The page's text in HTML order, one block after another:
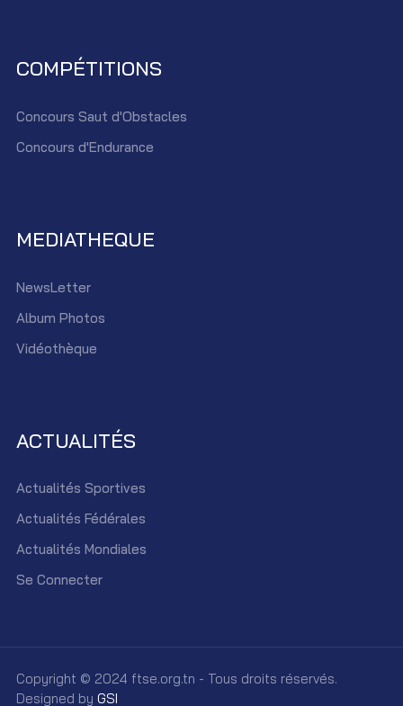
COMPÉTITIONS
Concours Saut d'Obstacles
Concours d'Endurance
MEDIATHEQUE
NewsLetter
Album Photos
Vidéothèque
ACTUALITÉS
Actualités Sportives
Actualités Fédérales
Actualités Mondiales
Se Connecter
Copyright © 2024 ftse.org.tn - Tous droits réservés.
Designed by GSI